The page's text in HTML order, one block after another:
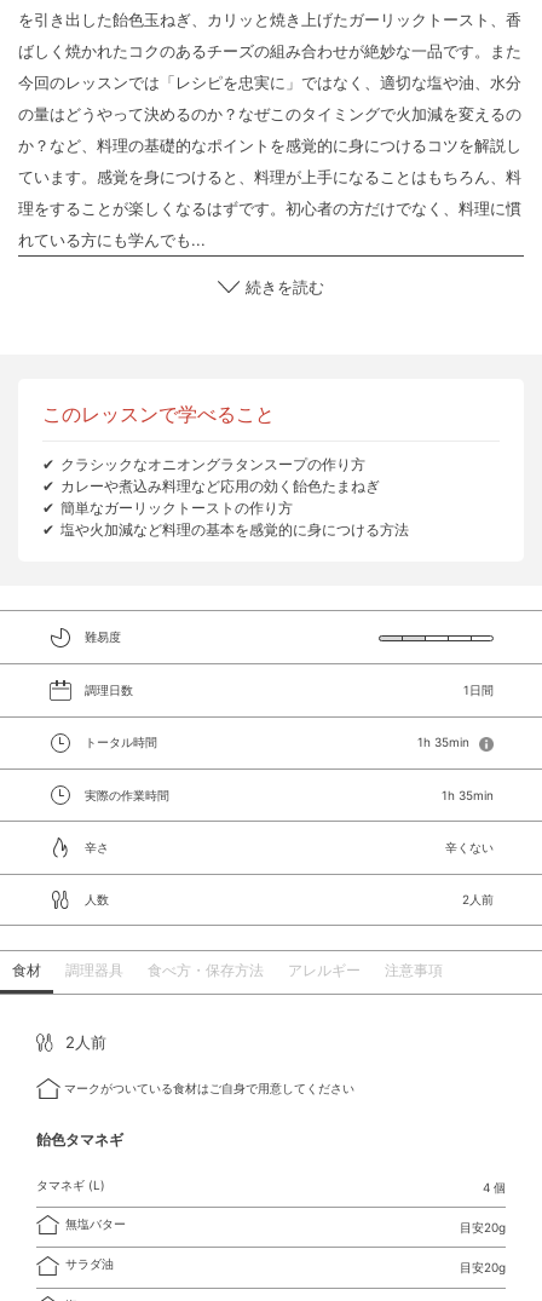
を引き出した飴色玉ねぎ、カリッと焼き上げたガーリックトースト、香
ばしく焼かれたコクのあるチーズの組み合わせが絶妙な一品です。また
今回のレッスンでは「レシピを忠実に」ではなく、適切な塩や油、水分
の量はどうやって決めるのか？なぜこのタイミングで火加減を変えるの
か？など、料理の基礎的なポイントを感覚的に身につけるコツを解説し
ています。感覚を身につけると、料理が上手になることはもちろん、料
理をすることが楽しくなるはずです。初心者の方だけでなく、料理に慣
れている方にも学んでも...
続きを読む
このレッスンで学べること
クラシックなオニオングラタンスープの作り方
カレーや煮込み料理など応用の効く飴色たまねぎ
簡単なガーリックトーストの作り方
塩や火加減など料理の基本を感覚的に身につける方法
難易度
調理日数 1日間
トータル時間 1h 35min
実際の作業時間 1h 35min
辛さ 辛くない
人数 2人前
食材 調理器具 食べ方・保存方法 アレルギー 注意事項
2人前
マークがついている食材はご自身で用意してください
飴色タマネギ
タマネギ (L) 4 個
無塩バター 目安20g
サラダ油 目安20g